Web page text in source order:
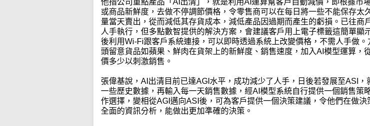
他指公司重點產品「AI出清」，就是利用AI運算幫客戶自動減價，即根據市
或商品新鮮度，去做不停調節價格，令零售商可以在每日將一些不能保存太
量當天賣出，從而減低其存貨成本，減低產品因過期而產生的虧損。已往商
人手執行，但多點數智提供的解決方案，會建議客戶用上電子標籤這簡單顯
後利用Wi-Fi跟客戶系統連接，可以即時透過系統上改變價格，不需人手做。
頭留意貨品如蘋果、鮮肉在貨架上的新鮮度、銷售速度，加入AI模型運算，
價多少以刺激銷售。
張偉基說，AI出清目前已達AGI水平，成功減少了人手，日後若發展至ASI，
一些歷史數據，再輸入每一天銷售數據，經AI模型系統自行提供一個銷售策
作選擇，變相從AGI邁向ASI後，可為客戶提供一個決策建議，令他們在做決
全面的資訊分析，能做出更加準確的決策。